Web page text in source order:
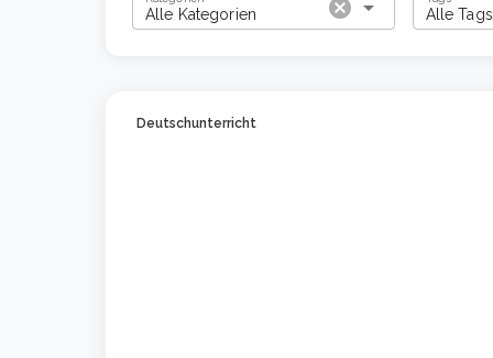
Alle Kategorien cancel arrow_drop_down Alle Tags
Deutschunterricht